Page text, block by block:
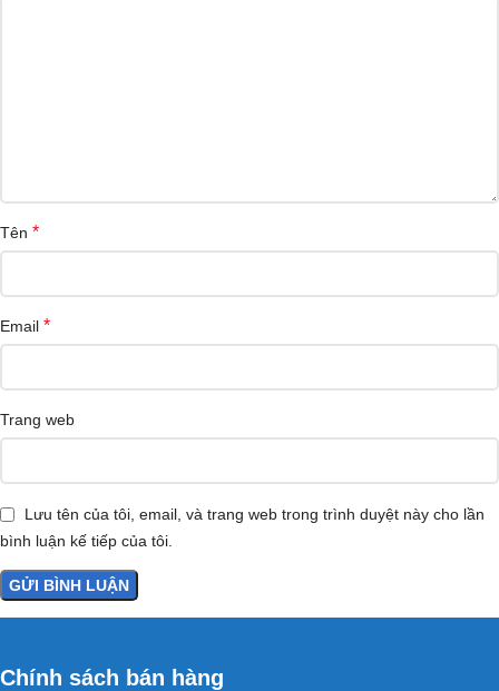
Tên *
Email *
Trang web
Lưu tên của tôi, email, và trang web trong trình duyệt này cho lần
bình luận kế tiếp của tôi.
Chính sách bán hàng